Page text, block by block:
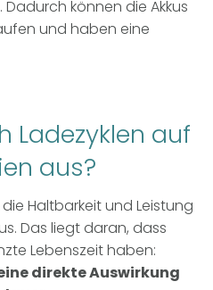
können die Akkus
und haben eine
Ladezyklen auf
aus?
Haltbarkeit und Leistung
Das liegt daran, dass
Lebenszeit haben:
direkte Auswirkung